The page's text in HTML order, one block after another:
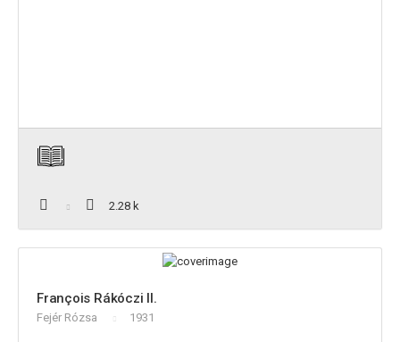
2.28 k
François Rákóczi II.
Fejér Rózsa 1931